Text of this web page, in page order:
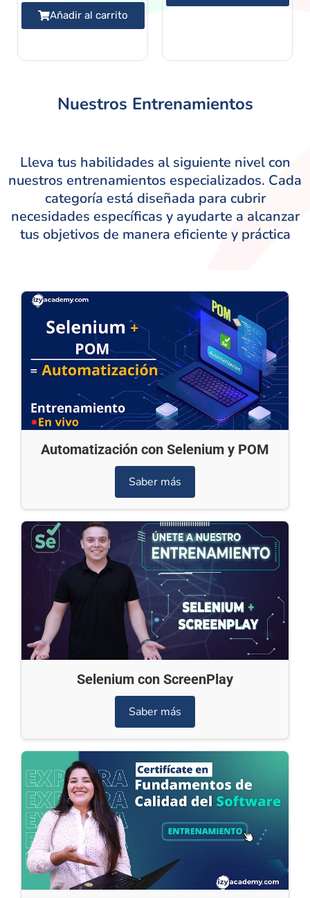
Añadir al carrito
Nuestros Entrenamientos
Lleva tus habilidades al siguiente nivel con
nuestros entrenamientos especializados. Cada
categoría está diseñada para cubrir
necesidades específicas y ayudarte a alcanzar
tus objetivos de manera eficiente y práctica
Automatización con Selenium y POM
Saber más
Selenium con ScreenPlay
Saber más